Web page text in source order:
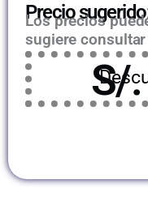
Precio
Los precios
sugiere
S/